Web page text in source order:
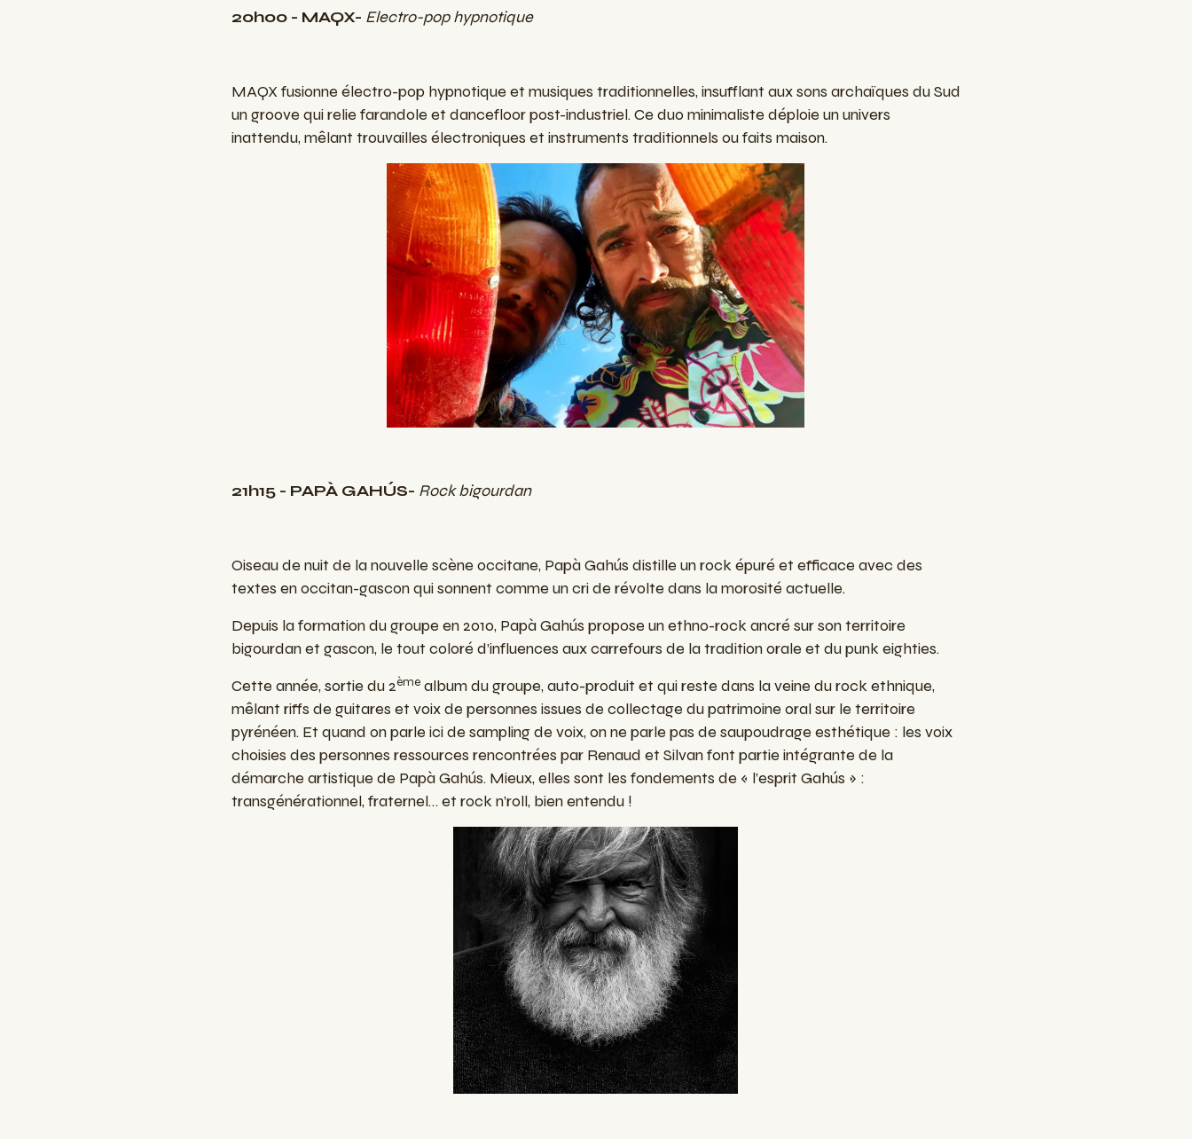
20h00 - MAQX- Electro-pop hypnotique
MAQX fusionne électro-pop hypnotique et musiques traditionnelles, insufflant aux sons archaïques du Sud
un groove qui relie farandole et dancefloor post-industriel. Ce duo minimaliste déploie un univers
inattendu, mêlant trouvailles électroniques et instruments traditionnels ou faits maison.
21h15 - PAPÀ GAHÚS- Rock bigourdan
Oiseau de nuit de la nouvelle scène occitane, Papà Gahús distille un rock épuré et efficace avec des
textes en occitan-gascon qui sonnent comme un cri de révolte dans la morosité actuelle.
Depuis la formation du groupe en 2010, Papà Gahús propose un ethno-rock ancré sur son territoire
bigourdan et gascon, le tout coloré d’influences aux carrefours de la tradition orale et du punk eighties.
Cette année, sortie du 2èmealbum du groupe, auto-produit et qui reste dans la veine du rock ethnique,
mêlant riffs de guitares et voix de personnes issues de collectage du patrimoine oral sur le territoire
pyrénéen. Et quand on parle ici de sampling de voix, on ne parle pas de saupoudrage esthétique : les voix
choisies des personnes ressources rencontrées par Renaud et Silvan font partie intégrante de la
démarche artistique de Papà Gahús. Mieux, elles sont les fondements de « l’esprit Gahús » :
transgénérationnel, fraternel… et rock n’roll, bien entendu !